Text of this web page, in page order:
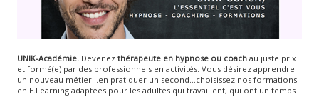
UNIK-Académie.Devenezthérapeute en hypnose ou coachau juste prix
et formé(e) par des professionnels en activités. Vous désirez apprendre
un nouveau métier…en pratiquer un second…choisissez nos formations
en E.Learning adaptées pour les adultes qui travaillent, qui ont un temps